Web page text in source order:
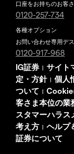
口座をお持ちのお客
0120-257-734
各種オプション
お問い合わせ専用デ
0120-917-968
IG証券 | サイト
定・方針| 個人
ついて | Cookie
客さま本位の業
スタマーハラス
考え方 | ヘルプ
証券について